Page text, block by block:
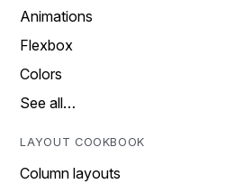
Animations
Flexbox
Colors
See all…
LAYOUT COOKBOOK
Column layouts